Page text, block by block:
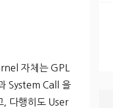
자체는 GPL
System Call 을
, 다행히도 User